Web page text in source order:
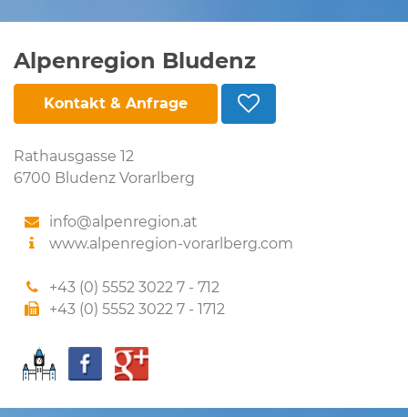
Alpenregion Bludenz
Kontakt & Anfrage
Rathausgasse 12
6700 Bludenz Vorarlberg
info@alpenregion.at
www.alpenregion-vorarlberg.com
+43 (0) 5552 3022 7 - 712
+43 (0) 5552 3022 7 - 1712